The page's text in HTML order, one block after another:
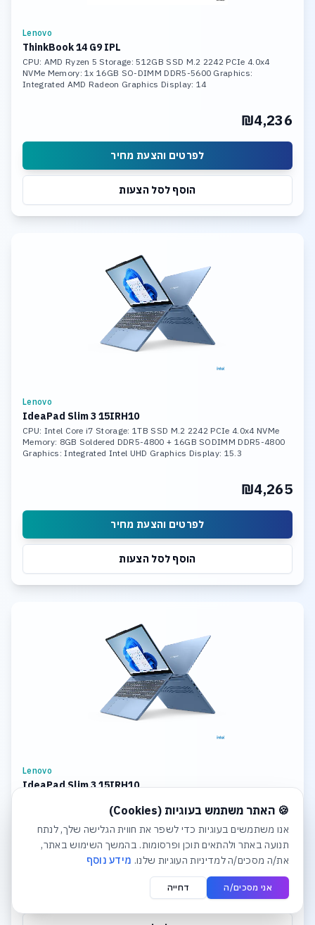
Lenovo
ThinkBook 14 G9 IPL
CPU: AMD Ryzen 5 Storage: 512GB SSD M.2 2242 PCIe 4.0x4
NVMe Memory: 1x 16GB SO-DIMM DDR5-5600 Graphics:
Integrated AMD Radeon Graphics Display: 14
₪4,236
לפרטים והצעת מחיר
הוסף לסל הצעות
Lenovo
IdeaPad Slim 3 15IRH10
CPU: Intel Core i7 Storage: 1TB SSD M.2 2242 PCIe 4.0x4 NVMe
Memory: 8GB Soldered DDR5-4800 + 16GB SODIMM DDR5-4800
Graphics: Integrated Intel UHD Graphics Display: 15.3
₪4,265
לפרטים והצעת מחיר
הוסף לסל הצעות
Lenovo
IdeaPad Slim 3 15IRH10
Memory: 8GB Soldered DDR5-4800 + 16GB SODIMM DDR5-4800
₪4,381
לפרטים והצעת מחיר
חלונית עוגיות נפתחה אוטומטית. לסגירה יש ללחוץ על כפתור
🍪 האתר משתמש בעוגיות (Cookies)
אנו משתמשים בעוגיות כדי לשפר את חווית הגלישה שלך, לנתח
תנועה באתר ולהתאים תוכן ופרסומות. בהמשך השימוש באתר,
את/ה מסכים/ה למדיניות העוגיות שלנו. מידע נוסף
אני מסכים/ה דחייה